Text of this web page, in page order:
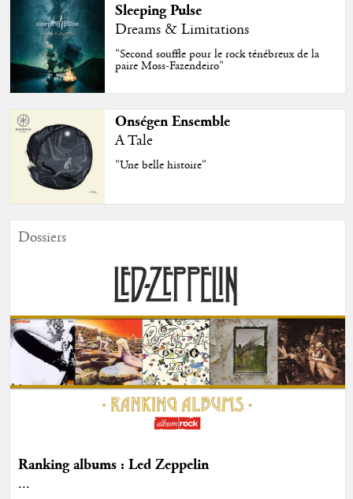
Sleeping Pulse
Dreams & Limitations
"Second souffle pour le rock ténébreux de la
paire Moss-Fazendeiro"
Onségen Ensemble
A Tale
"Une belle histoire"
Dossiers
Ranking albums : Led Zeppelin
...